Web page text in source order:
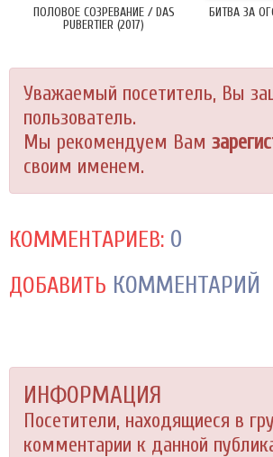
ПОЛОВОЕ СОЗРЕВАНИЕ / DAS
PUBERTIER (2017)
БИТВА ЗА
Уважаемый посетитель, Вы
пользователь.
Мы рекомендуем Вам
своим именем.
КОММЕНТАРИЕВ: 0
ДОБАВИТЬ КОММЕНТАРИЙ
ИНФОРМАЦИЯ
Посетители, находящиеся в
комментарии к данной